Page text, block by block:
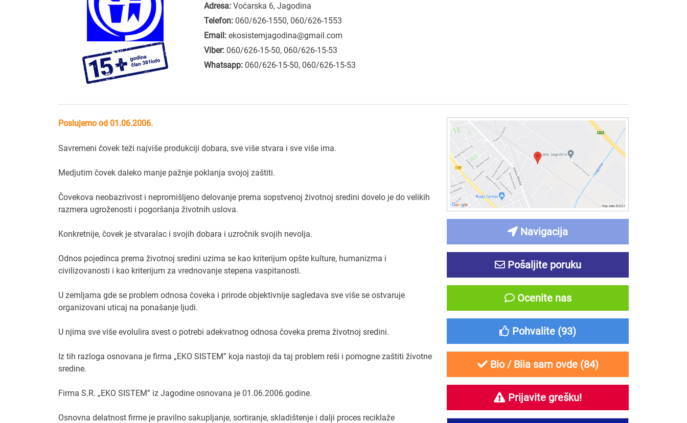
Adresa: Voćarska 6, Jagodina
Telefon: 060/626-1550, 060/626-1553
Email: ekosistemjagodina@gmail.com
Viber: 060/626-15-50, 060/626-15-53
Whatsapp: 060/626-15-50, 060/626-15-53
Poslujemo od 01.06.2006.
Savremeni čovek teži najviše produkciji dobara, sve više stvara i sve više ima.
Medjutim čovek daleko manje pažnje poklanja svojoj zaštiti.
Čovekova neobazrivost i nepromišljeno delovanje prema sopstvenoj životnoj sredini dovelo je do velikih
razmera ugroženosti i pogoršanja životnih uslova.
Konkretnije, čovek je stvaralac i svojih dobara i uzročnik svojih nevolja.
Odnos pojedinca prema životnoj sredini uzima se kao kriterijum opšte kulture, humanizma i
civilizovanosti i kao kriterijum za vrednovanje stepena vaspitanosti.
U zemljama gde se problem odnosa čoveka i prirode objektivnije sagledava sve više se ostvaruje
organizovani uticaj na ponašanje ljudi.
U njima sve više evolulira svest o potrebi adekvatnog odnosa čoveka prema životnoj sredini.
Iz tih razloga osnovana je firma „EKO SISTEM” koja nastoji da taj problem reši i pomogne zaštiti životne
sredine.
Firma S.R. „EKO SISTEM” iz Jagodine osnovana je 01.06.2006.godine.
Osnovna delatnost firme je pravilno sakupljanje, sortiranje, skladištenje i dalji proces reciklaže
Navigacija
Pošaljite poruku
Ocenite nas
Pohvalite (93)
Bio / Bila sam ovde (84)
Prijavite grešku!